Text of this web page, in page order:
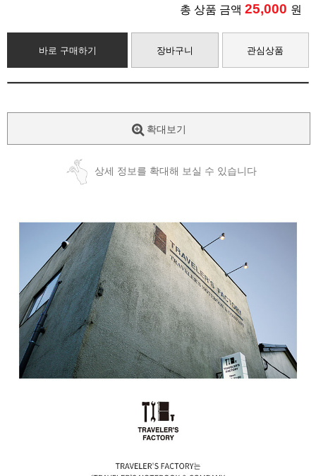
총 상품 금액 25,000 원
바로 구매하기 장바구니 관심상품
확대보기
상세 정보를 확대해 보실 수 있습니다